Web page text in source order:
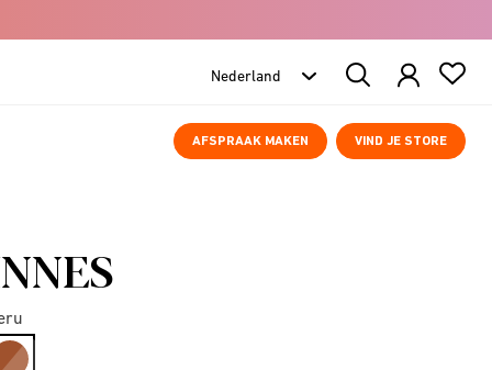
Search
Products
AFSPRAAK MAKEN VIND JE STORE